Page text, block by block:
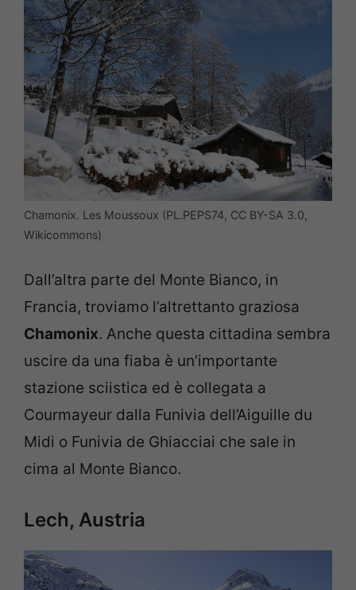
Chamonix. Les Moussoux (PL.PEPS74, CC BY-SA 3.0,
Wikicommons)
Dall’altra parte del Monte Bianco, in
Francia, troviamo l’altrettanto graziosa
Chamonix. Anche questa cittadina sembra
uscire da una fiaba è un’importante
stazione sciistica ed è collegata a
Courmayeur dalla Funivia dell’Aiguille du
Midi o Funivia de Ghiacciai che sale in
cima al Monte Bianco.
Lech, Austria